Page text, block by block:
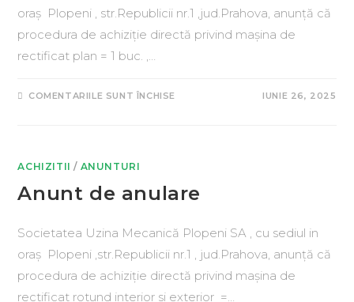
oraș Plopeni , str.Republicii nr.1 ,jud.Prahova, anunță că
procedura de achiziție directă privind mașina de
rectificat plan = 1 buc. ,…
COMENTARIILE SUNT ÎNCHISE IUNIE 26, 2025
ACHIZITII / ANUNTURI
Anunt de anulare
Societatea Uzina Mecanică Plopeni SA , cu sediul in
oraș Plopeni ,str.Republicii nr.1 , jud.Prahova, anunță că
procedura de achiziție directă privind mașina de
rectificat rotund interior si exterior =…